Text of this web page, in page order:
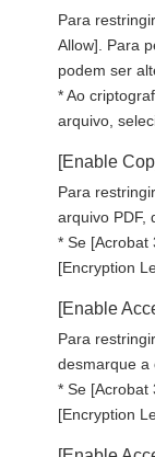
Para
Allow]. Para
podem ser
* Ao
arquivo,
[Enable
Para
arquivo PDF,
* Se [Acrobat
[Encryption
[Enable
Para
desmarque a
* Se [Acrobat
[Encryption